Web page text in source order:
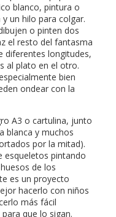
blanco, pintura o
un hilo para colgar.
o pinten dos
el resto del fantasma
diferentes longitudes,
al plato en el otro.
bien
ondear con la
A3 o cartulina, junto
blanca y muchos
por la mitad).
esqueletos pintando
de los
es un proyecto
hacerlo con niños
más fácil
que lo sigan.